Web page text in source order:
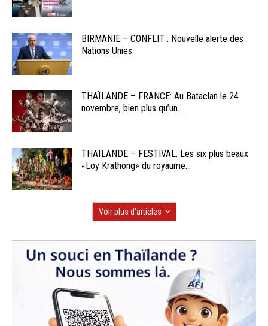
BIRMANIE – CONFLIT : Nouvelle alerte des
Nations Unies
THAÏLANDE – FRANCE: Au Bataclan le 24
novembre, bien plus qu’un...
THAÏLANDE – FESTIVAL: Les six plus beaux
«Loy Krathong» du royaume...
Voir plus d'articles